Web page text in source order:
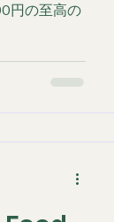
円の至高の